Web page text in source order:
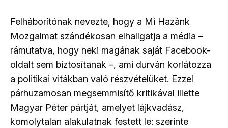
Felháborítónak nevezte, hogy a Mi Hazánk
Mozgalmat szándékosan elhallgatja a média –
rámutatva, hogy neki magának saját Facebook-
oldalt sem biztosítanak –, ami durván korlátozza
a politikai vitákban való részvételüket. Ezzel
párhuzamosan megsemmisítő kritikával illette
Magyar Péter pártját, amelyet lájkvadász,
komolytalan alakulatnak festett le: szerinte